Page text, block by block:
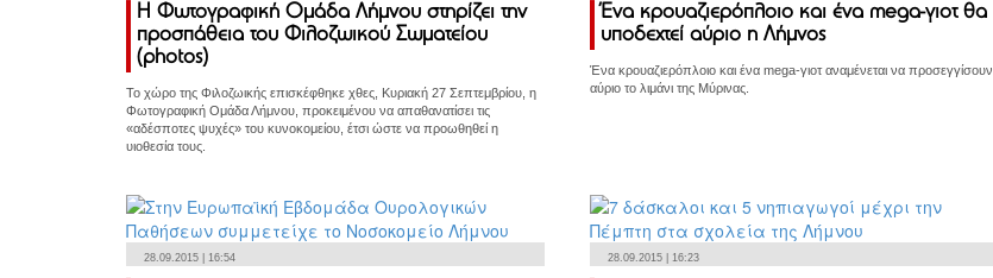
Η Φωτογραφική Ομάδα Λήμνου στηρίζει την
προσπάθεια του Φιλοζωικού Σωματείου
(photos)
Το χώρο της Φιλοζωικής επισκέφθηκε χθες, Κυριακή 27 Σεπτεμβρίου, η
Φωτογραφική Ομάδα Λήμνου, προκειμένου να απαθανατίσει τις
«αδέσποτες ψυχές» του κυνοκομείου, έτσι ώστε να προωθηθεί η
υιοθεσία τους.
Ένα κρουαζιερόπλοιο και ένα mega-γιοτ θα
υποδεχτεί αύριο η Λήμνος
Ένα κρουαζιερόπλοιο και ένα mega-γιοτ αναμένεται να προσεγγίσουν
αύριο το λιμάνι της Μύρινας.
28.09.2015 | 16:54 28.09.2015 | 16:23